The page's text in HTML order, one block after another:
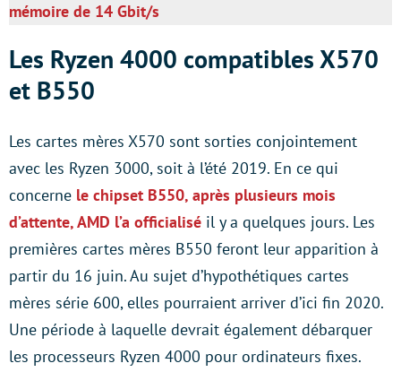
mémoire de 14 Gbit/s
Les Ryzen 4000 compatibles X570
et B550
Les cartes mères X570 sont sorties conjointement
avec les Ryzen 3000, soit à l’été 2019. En ce qui
concerne le chipset B550, après plusieurs mois
d’attente, AMD l’a officialisé il y a quelques jours. Les
premières cartes mères B550 feront leur apparition à
partir du 16 juin. Au sujet d’hypothétiques cartes
mères série 600, elles pourraient arriver d’ici fin 2020.
Une période à laquelle devrait également débarquer
les processeurs Ryzen 4000 pour ordinateurs fixes.